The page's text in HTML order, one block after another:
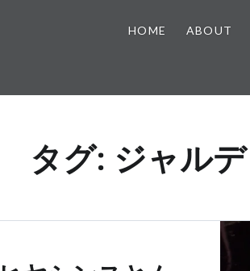
HOME ABOUT
タグ: ジャル